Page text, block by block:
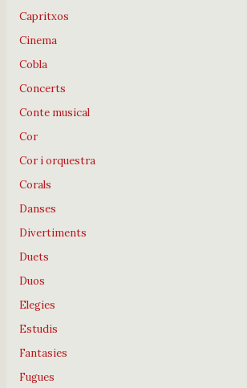
Capritxos
Cinema
Cobla
Concerts
Conte musical
Cor
Cor i orquestra
Corals
Danses
Divertiments
Duets
Duos
Elegies
Estudis
Fantasies
Fugues